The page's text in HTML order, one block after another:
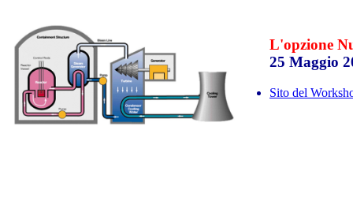
L'opzione
25 Maggio
Sito del